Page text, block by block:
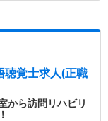
聴覚士求人(正職
から訪問リハビリ